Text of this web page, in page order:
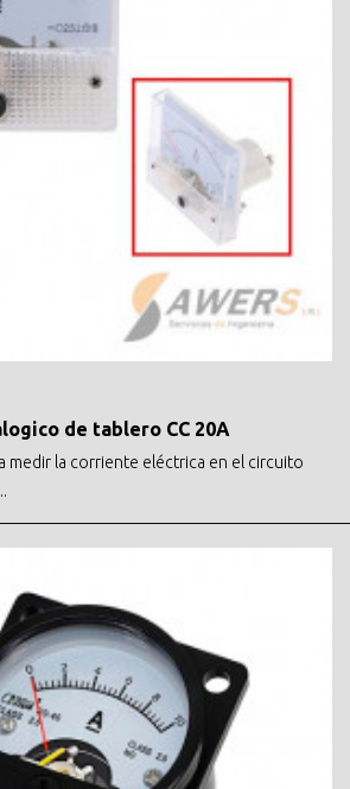
de tablero CC 20A
medir la corriente eléctrica en el circuito